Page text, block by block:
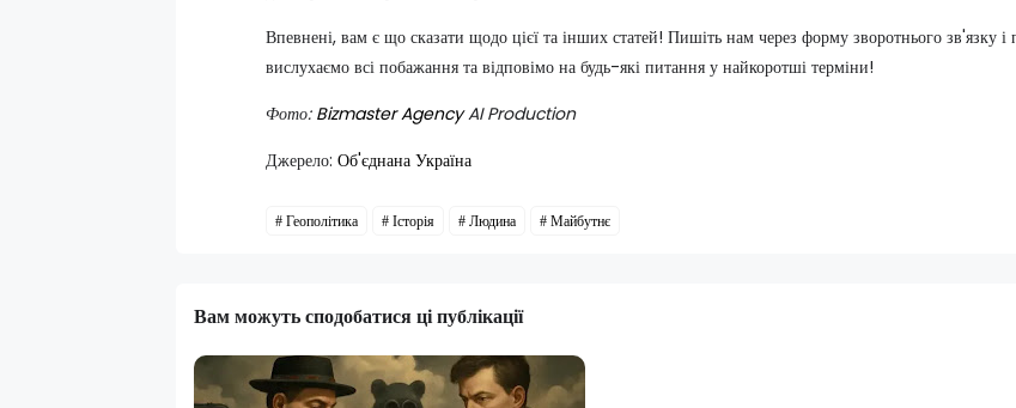
Впевнені, вам є що сказати щодо цієї та інших статей! Пишіть нам через форму зворотнього зв'язку і
вислухаємо всі побажання та відповімо на будь-які питання у найкоротші терміни!
Фото: Bizmaster AgencyAI Production
Джерело: Об'єднана Україна
Геополітика Історія Людина Майбутнє
Вам можуть сподобатися ці публікації